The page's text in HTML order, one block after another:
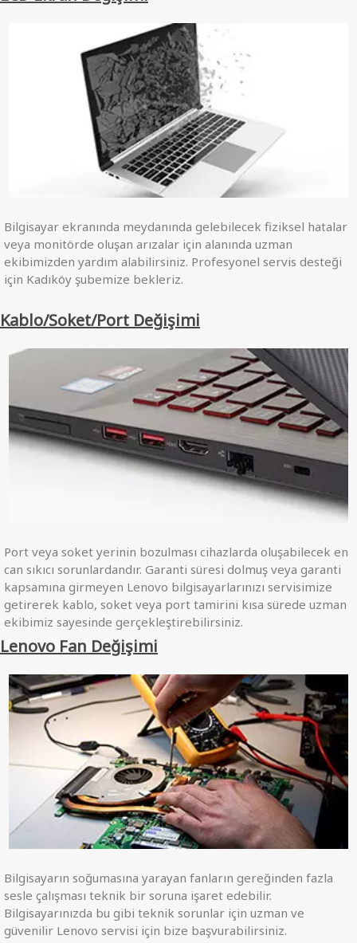
Bilgisayar ekranında meydanında gelebilecek fiziksel hatalar
veya monitörde oluşan arızalar için alanında uzman
ekibimizden yardım alabilirsiniz. Profesyonel servis desteği
için Kadıköy şubemize bekleriz.
Kablo/Soket/Port Değişimi
Port veya soket yerinin bozulması cihazlarda oluşabilecek en
can sıkıcı sorunlardandır. Garanti süresi dolmuş veya garanti
kapsamına girmeyen Lenovo bilgisayarlarınızı servisimize
getirerek kablo, soket veya port tamirini kısa sürede uzman
ekibimiz sayesinde gerçekleştirebilirsiniz.
Lenovo Fan Değişimi
Bilgisayarın soğumasına yarayan fanların gereğinden fazla
sesle çalışması teknik bir soruna işaret edebilir.
Bilgisayarınızda bu gibi teknik sorunlar için uzman ve
güvenilir Lenovo servisi için bize başvurabilirsiniz.